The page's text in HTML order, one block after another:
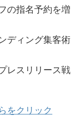
の指名予約を増
ディング集客術
レスリリース戦
をクリック